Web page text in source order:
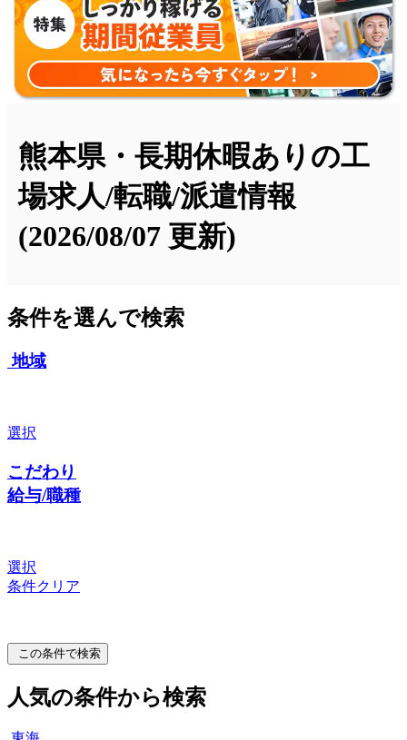
熊本県・長期休暇ありの工
場求人/転職/派遣情報
(2026/08/07 更新)
条件を選んで検索
地域
選択
こだわり
給与/職種
選択
条件クリア
この条件で検索
人気の条件から検索